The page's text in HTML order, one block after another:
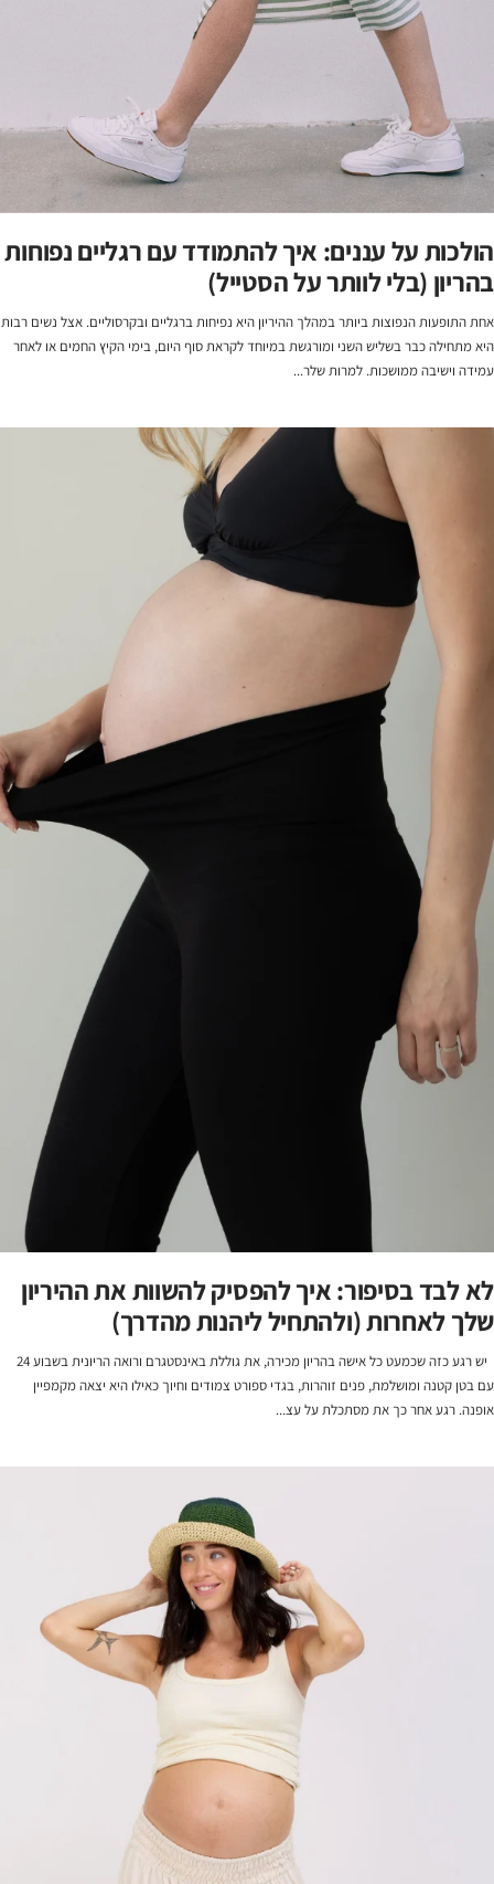
הולכות על עננים: איך להתמודד עם רגליים נפוחות
בהריון (בלי לוותר על הסטייל)
אחת התופעות הנפוצות ביותר במהלך ההיריון היא נפיחות ברגליים ובקרסוליים. אצל נשים רבות
היא מתחילה כבר בשליש השני ומורגשת במיוחד לקראת סוף היום, בימי הקיץ החמים או לאחר
עמידה וישיבה ממושכות. למרות שלר...
לא לבד בסיפור: איך להפסיק להשוות את ההיריון
שלך לאחרות (ולהתחיל ליהנות מהדרך)
יש רגע כזה שכמעט כל אישה בהריון מכירה, את גוללת באינסטגרם ורואה הריונית בשבוע 24
עם בטן קטנה ומושלמת, פנים זוהרות, בגדי ספורט צמודים וחיוך כאילו היא יצאה מקמפיין
אופנה. רגע אחר כך את מסתכלת על עצ...